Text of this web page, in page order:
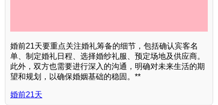
婚前21天要重点关注婚礼筹备的细节，包括确认宾客名
单、制定婚礼日程、选择婚纱礼服、预定场地及供应商。
此外，双方也需要进行深入的沟通，明确对未来生活的期
望和规划，以确保婚姻基础的稳固。**
婚前21天